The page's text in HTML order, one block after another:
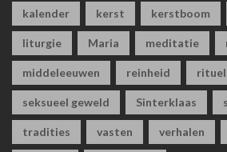
kalender kerst kerstboom
liturgie Maria meditatie
middeleeuwen reinheid
seksueel geweld Sinterklaas
tradities vasten verhalen